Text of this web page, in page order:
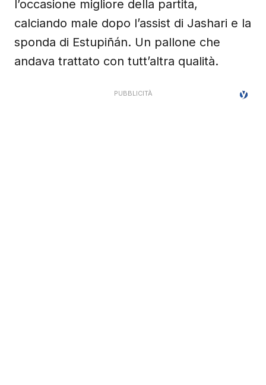
l’occasione migliore della partita,
calciando male dopo l’assist di Jashari e la
sponda di Estupiñán. Un pallone che
andava trattato con tutt’altra qualità.